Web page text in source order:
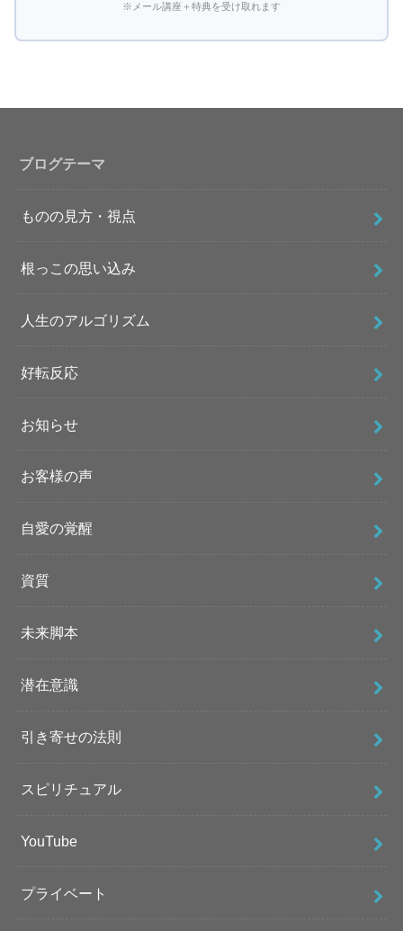
※メール講座＋特典を受け取れます
ブログテーマ
ものの見方・視点
根っこの思い込み
人生のアルゴリズム
好転反応
お知らせ
お客様の声
自愛の覚醒
資質
未来脚本
潜在意識
引き寄せの法則
スピリチュアル
YouTube
プライベート